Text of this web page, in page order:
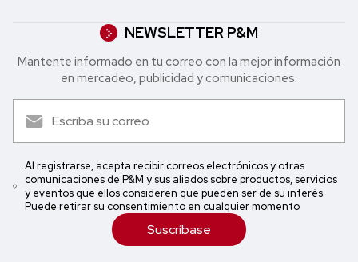
NEWSLETTER P&M
Mantente informado en tu correo con la mejor in formación
en mercadeo, publicidad y comunicaciones.
Al registrarse, acepta recibir correos electrónicos y otras
comunicaciones de P&M y sus aliados sobre productos, servicios
y eventos que ellos consideren que pueden ser de su interés.
Puede retirar su consentimiento en cualquier momento
Suscríbase